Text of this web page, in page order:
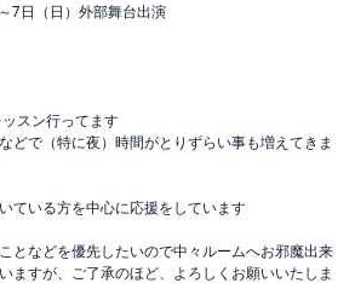
7日（日）外部舞台出演
スン行ってます
どで（特に夜）時間がとりずらい事も増えてきま
ている方を中心に応援をしています
となどを優先したいので中々ルームへお邪魔出来
ますが、ご了承のほど、よろしくお願いいたしま